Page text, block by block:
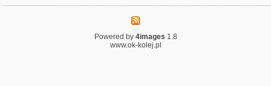
Powered by 4images 1.8
www.ok-kolej.pl